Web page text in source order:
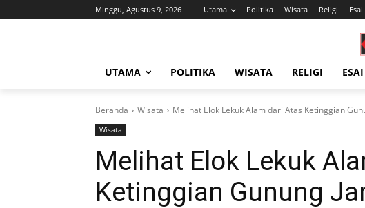
Minggu, Agustus 9, 2026 Utama Politika Wisata Religi Esai
UTAMA POLITIKA WISATA RELIGI ESAI
Beranda Wisata Melihat Elok Lekuk Alam dari Atas Ketinggian
Wisata
Melihat Elok Lekuk
Ketinggian Gunung